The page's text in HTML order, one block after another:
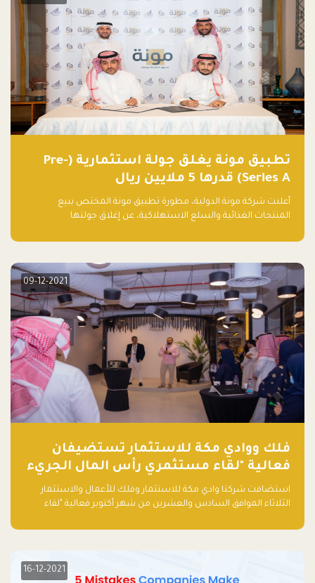
تطبيق مونة يغلق جولة استثمارية (Pre-
Series A) قدرها 5 ملايين ريال
أعلنت شركة مونة الدولية، مطورة تطبيق مونة المختص ببيع
المنتجات الغذائية والسلع الاستهلاكية، عن إغلاق جولتها
دولار أمريكي)، بقيادة شركتي دعم المنشآت المحدودة وتسارع القابضة
09-12-2021
فلك ووادي مكة للاستثمار تستضيفان
فعالية "لقاء مستثمري رأس المال الجريء
في المنطقة"
استضافت شركتا وادي مكة للاستثمار وفلك للأعمال والاستثمار
الثلاثاء الموافق السادس والعشرين من شهر أكتوبر فعالية "لقاء
مشاركاً من أبرز صناديق رأس المال الجريء وممثلي المؤسسات
16-12-2021